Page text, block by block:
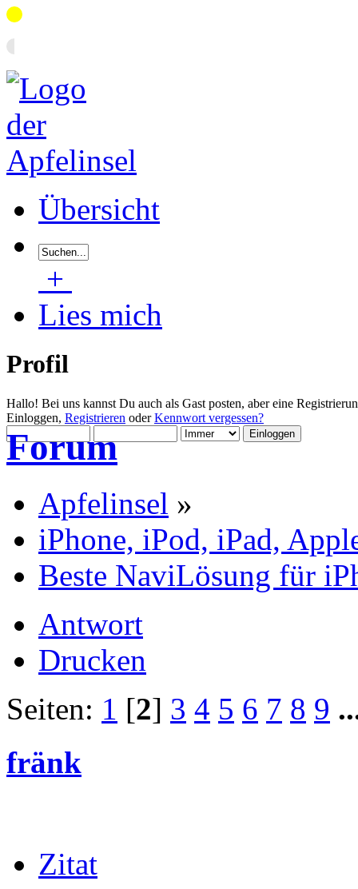
Übersicht
+
Lies mich
Profil
Hallo! Bei uns kannst Du auch als Gast posten, aber eine
Einloggen, Registrieren oderKennwort vergessen?
Forum
Apfelinsel »
iPhone, iPod, iPad,
Beste NaviLösung für
Antwort
Drucken
Seiten: 1 [2] 3 4 5 6 7 8 9
fränk
Zitat